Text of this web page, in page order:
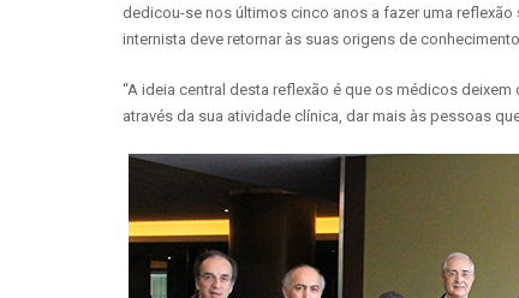
dedicou-se nos últimos cinco anos a fazer uma
internista deve retornar às suas origens de
“A ideia central desta reflexão é que os médicos
através da sua atividade clínica, dar mais às pessoas